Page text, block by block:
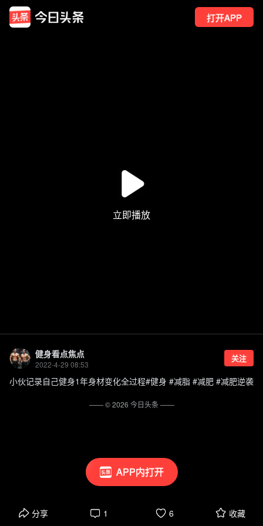
打开APP
APP内打开
健身看点焦点
2022-4-29 08:53
关注
小伙记录自己健身1年身材变化全过程#健身 #减脂 #减肥 #减肥逆袭
分享 1 6 收藏
—— ©2026 今日头条——